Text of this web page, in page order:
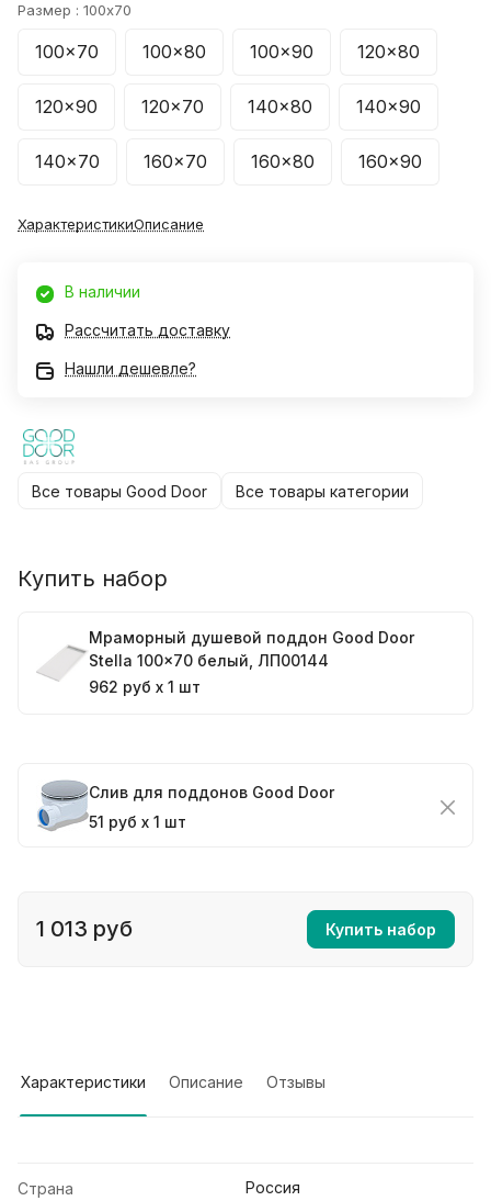
Размер : 100x70
100x70 100x80 100x90 120x80
120x90 120x70 140x80 140x90
140x70 160x70 160x80 160x90
ХарактеристикиОписание
В наличии
Рассчитать доставку
Нашли дешевле?
Все товары Good Door Все товары категории
Купить набор
Мраморный душевой поддон Good Door
Stella 100x70 белый, ЛП00144
962 руб x 1 шт
Слив для поддонов Good Door
51 руб x 1 шт
1 013 руб Купить набор
Характеристики Описание Отзывы
Страна Россия